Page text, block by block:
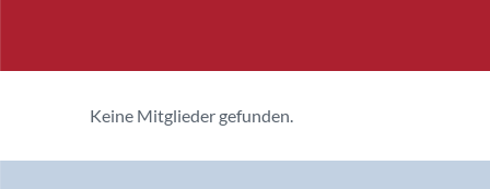
Keine Mitglieder gefunden.